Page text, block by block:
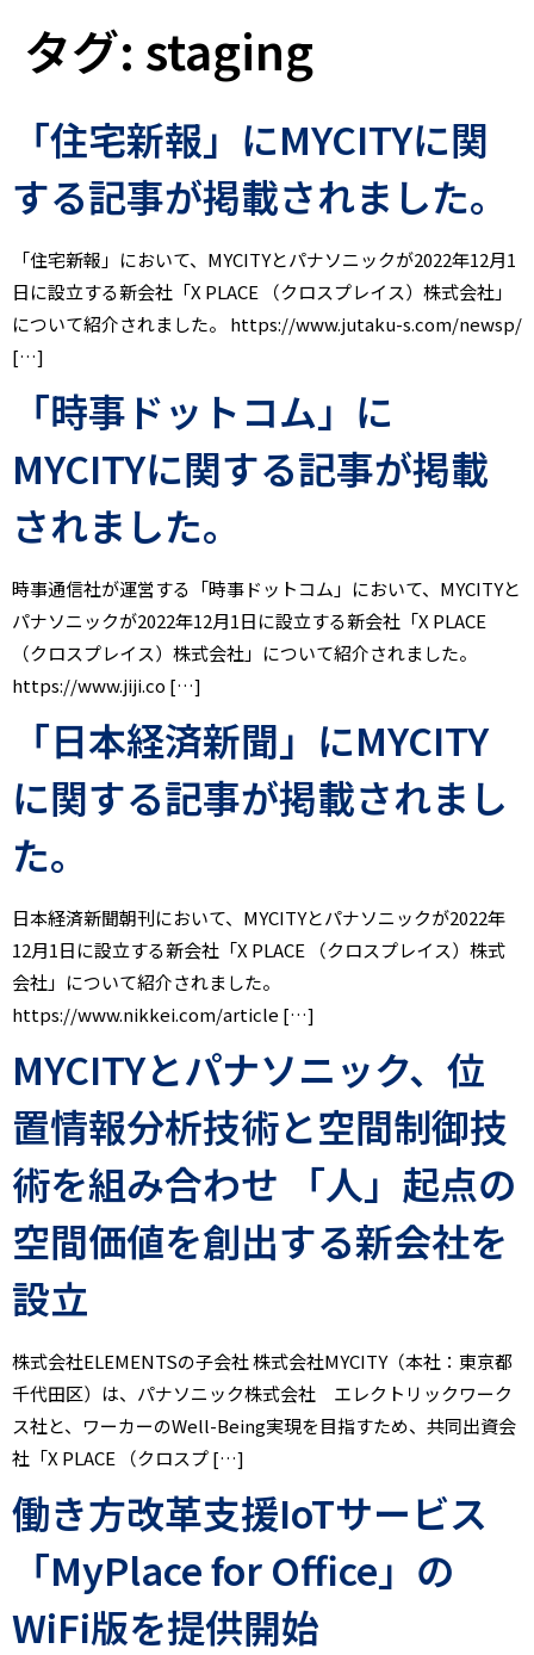
タグ: staging
「住宅新報」にMYCITYに関
する記事が掲載されました。
「住宅新報」において、MYCITYとパナソニックが2022年12月1
日に設立する新会社「X PLACE （クロスプレイス）株式会社」
について紹介されました。 https://www.jutaku-s.com/newsp/
[…]
「時事ドットコム」に
MYCITYに関する記事が掲載
されました。
時事通信社が運営する「時事ドットコム」において、MYCITYと
パナソニックが2022年12月1日に設立する新会社「X PLACE
（クロスプレイス）株式会社」について紹介されました。
https://www.jiji.co […]
「日本経済新聞」にMYCITY
に関する記事が掲載されまし
た。
日本経済新聞朝刊において、MYCITYとパナソニックが2022年
12月1日に設立する新会社「X PLACE （クロスプレイス）株式
会社」について紹介されました。
https://www.nikkei.com/article […]
MYCITYとパナソニック、位
置情報分析技術と空間制御技
術を組み合わせ 「人」起点の
空間価値を創出する新会社を
設立
株式会社ELEMENTSの子会社 株式会社MYCITY（本社：東京都
千代田区）は、パナソニック株式会社 エレクトリックワーク
ス社と、ワーカーのWell-Being実現を目指すため、共同出資会
社「X PLACE （クロスプ […]
働き方改革支援IoTサービス
「MyPlace for Office」の
WiFi版を提供開始